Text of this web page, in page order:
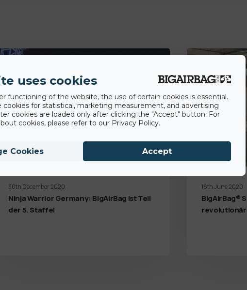
30th December 2020
Ninja Warrior Germany: BigAirBag ist Teil
der 5. Staffel
18th June 2020
BigAirBag®
uses cookies
functioning of the website, the use of certain cookies is essential.
cookies for statistical, marketing measurement, and advertising
cookies are loaded only after clicking the "Accept" button. For
cookies, please refer to our Privacy Policy.
Cookies Accept